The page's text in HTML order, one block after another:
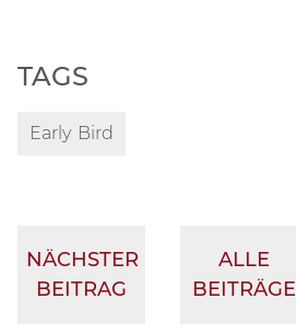
TAGS
Early Bird
NÄCHSTER
BEITRAG
ALLE
BEITRÄGE